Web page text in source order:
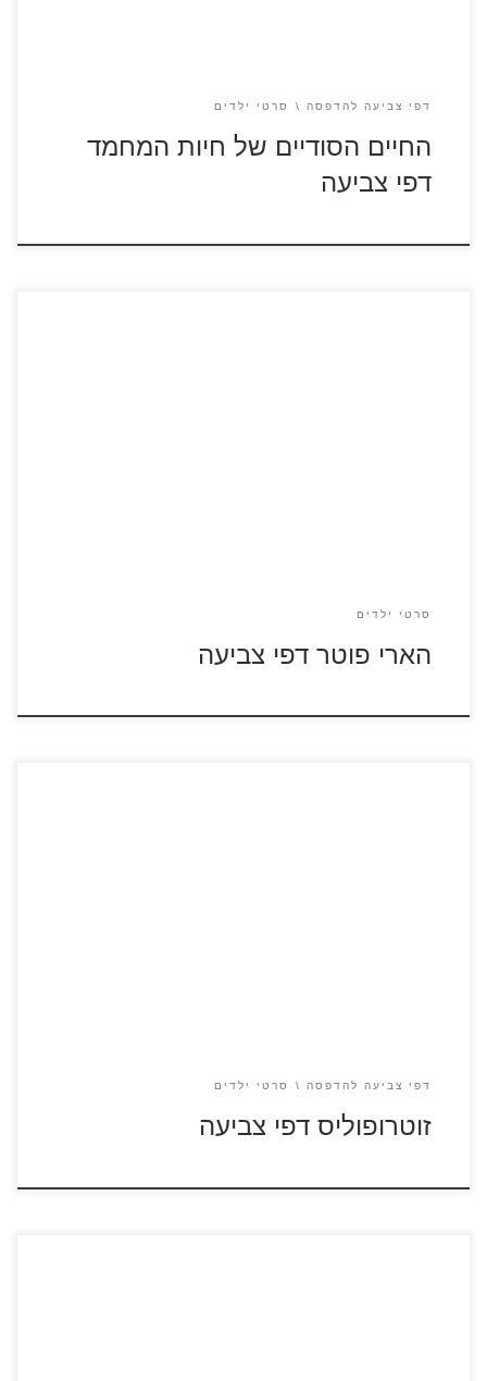
דפי צביעה להדפסה סרטי ילדים
החיים הסודיים של חיות המחמד
דפי צביעה
סרטי ילדים
הארי פוטר דפי צביעה
דפי צביעה להדפסה סרטי ילדים
זוטרופוליס דפי צביעה